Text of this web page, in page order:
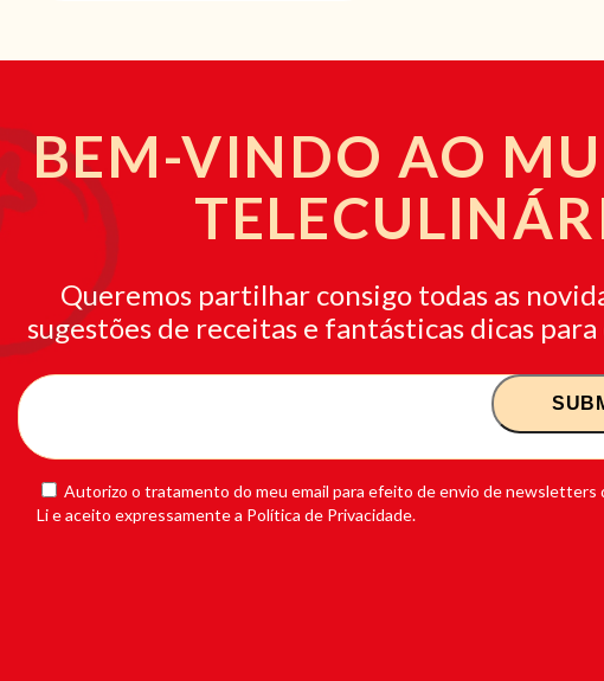
BEM-VINDO AO
Queremos partilhar consigo todas as
sugestões de receitas e fantásticas dicas
Autorizo o tratamento do meu email para efeito de envio de newsletters
Li e aceito expressamente a Política de Privacidade.